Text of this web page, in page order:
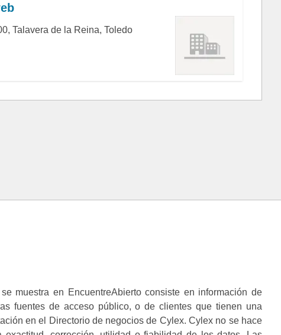
Talavera de la Reina, Toledo
muestra en EncuentreAbierto consiste en información de
fuentes de acceso público, o de clientes que tienen una
en el Directorio de negocios de Cylex. Cylex no se hace